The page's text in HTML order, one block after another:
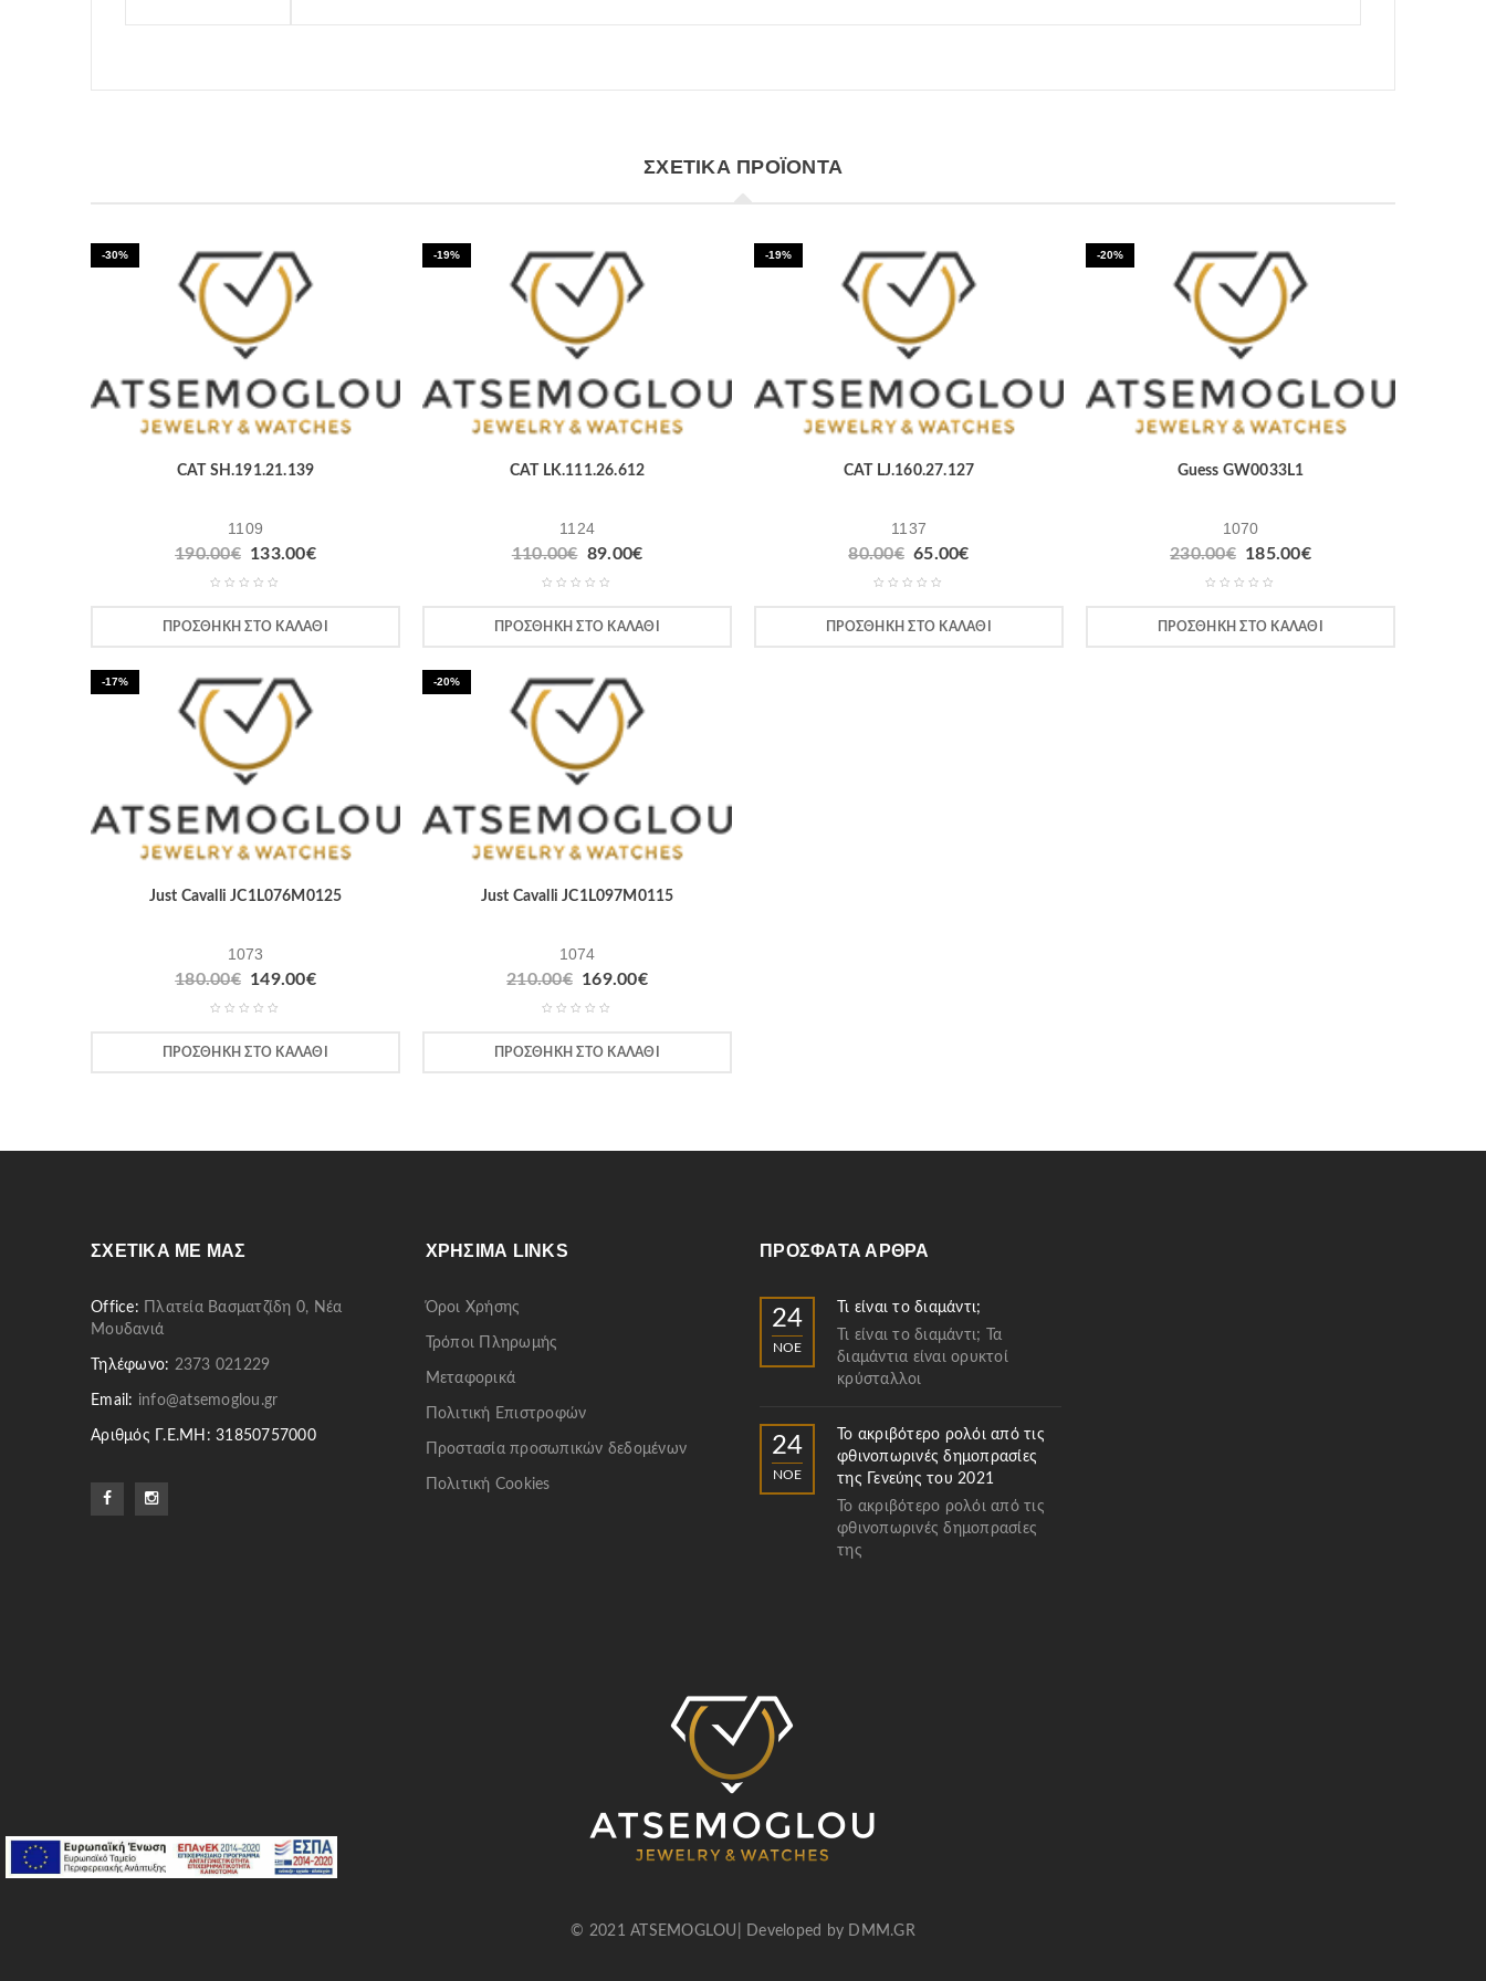
ΣΧΕΤΙΚΆ ΠΡΟΪΌΝΤΑ
-30%
CAT SH.191.21.139
1109
190.00€ 133.00€
ΠΡΟΣΘΉΚΗ ΣΤΟ ΚΑΛΆΘΙ
-19%
CAT LK.111.26.612
1124
110.00€ 89.00€
ΠΡΟΣΘΉΚΗ ΣΤΟ ΚΑΛΆΘΙ
-19%
CAT LJ.160.27.127
1137
80.00€ 65.00€
ΠΡΟΣΘΉΚΗ ΣΤΟ ΚΑΛΆΘΙ
-20%
Guess GW0033L1
1070
230.00€ 185.00€
ΠΡΟΣΘΉΚΗ ΣΤΟ ΚΑΛΆΘΙ
-17%
Just Cavalli JC1L076M0125
1073
180.00€ 149.00€
ΠΡΟΣΘΉΚΗ ΣΤΟ ΚΑΛΆΘΙ
-20%
Just Cavalli JC1L097M0115
1074
210.00€ 169.00€
ΠΡΟΣΘΉΚΗ ΣΤΟ ΚΑΛΆΘΙ
ΣΧΕΤΙΚΆ ΜΕ ΜΑΣ
Office:
Πλατεία Βασματζίδη 0, Νέα
Μουδανιά
Τηλέφωνο: 2373 021229
Email: info@atsemoglou.gr
Αριθμός Γ.Ε.ΜΗ: 31850757000
ΧΡΉΣΙΜΑ LINKS
Όροι Χρήσης
Τρόποι Πληρωμής
Μεταφορικά
Πολιτική Επιστροφών
Προστασία προσωπικών δεδομένων
Πολιτική Cookies
ΠΡΌΣΦΑΤΑ ΆΡΘΡΑ
24
ΝΟΈ
Τι είναι το διαμάντι;
Τι είναι το διαμάντι; Τα
διαμάντια είναι ορυκτοί
κρύσταλλοι
24
ΝΟΈ
Το ακριβότερο ρολόι από τις
φθινοπωρινές δημοπρασίες
της Γενεύης του 2021
Το ακριβότερο ρολόι από τις
φθινοπωρινές δημοπρασίες
της
© 2021 ATSEMOGLOU| Developed by DMM.GR